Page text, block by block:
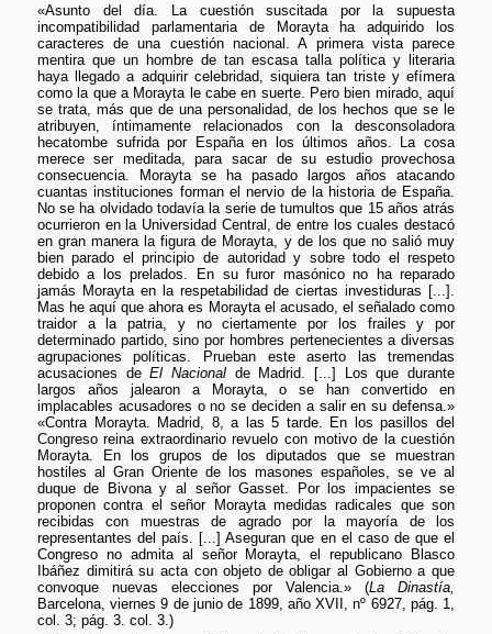
«Asunto del día. La cuestión suscitada por la supuesta
incompatibilidad parlamentaria de Morayta ha adquirido los
caracteres de una cuestión nacional. A primera vista parece
mentira que un hombre de tan escasa talla política y literaria
haya llegado a adquirir celebridad, siquiera tan triste y efímera
como la que a Morayta le cabe en suerte. Pero bien mirado, aquí
se trata, más que de una personalidad, de los hechos que se le
atribuyen, íntimamente relacionados con la desconsoladora
hecatombe sufrida por España en los últimos años. La cosa
merece ser meditada, para sacar de su estudio provechosa
consecuencia. Morayta se ha pasado largos años atacando
cuantas instituciones forman el nervio de la historia de España.
No se ha olvidado todavía la serie de tumultos que 15 años atrás
ocurrieron en la Universidad Central, de entre los cuales destacó
en gran manera la figura de Morayta, y de los que no salió muy
bien parado el principio de autoridad y sobre todo el respeto
debido a los prelados. En su furor masónico no ha reparado
jamás Morayta en la respetabilidad de ciertas investiduras [...].
Mas he aquí que ahora es Morayta el acusado, el señalado como
traidor a la patria, y no ciertamente por los frailes y por
determinado partido, sino por hombres pertenecientes a diversas
agrupaciones políticas. Prueban este aserto las tremendas
acusaciones deEl Nacional de Madrid. [...] Los que durante
largos años jalearon a Morayta, o se han convertido en
implacables acusadores o no se deciden a salir en su defensa.»
«Contra Morayta. Madrid, 8, a las 5 tarde. En los pasillos del
Congreso reina extraordinario revuelo con motivo de la cuestión
Morayta. En los grupos de los diputados que se muestran
hostiles al Gran Oriente de los masones españoles, se ve al
duque de Bivona y al señor Gasset. Por los impacientes se
proponen contra el señor Morayta medidas radicales que son
recibidas con muestras de agrado por la mayoría de los
representantes del país. [...] Aseguran que en el caso de que el
Congreso no admita al señor Morayta, el republicano Blasco
Ibáñez dimitirá su acta con objeto de obligar al Gobierno a que
convoque nuevas elecciones por Valencia.» (La Dinastía,
Barcelona, viernes 9 de junio de 1899, año XVII, nº 6927, pág. 1,
col. 3; pág. 3. col. 3.)